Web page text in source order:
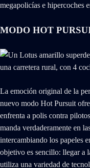
megapolicías e hipercoches
MODO HOT
La emoción original de la
nuevo modo Hot Pursuit
enfrenta a polis contra
manda verdaderamente en
intercambiando los papeles
objetivo es sencillo: llegar a
utiliza una variedad de